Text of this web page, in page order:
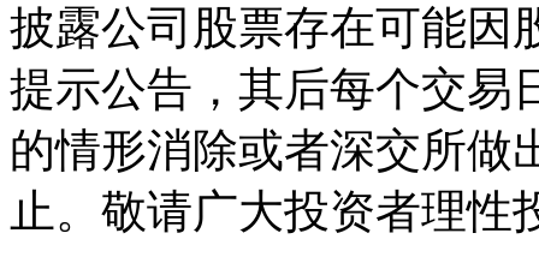
披露公司股票存在可能因
提示公告，其后每个交易
的情形消除或者深交所做
止。敬请广大投资者理性